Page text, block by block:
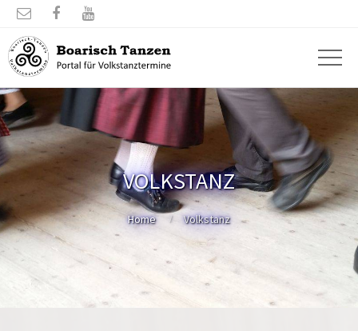
  
VOLKSTANZ
Home Volkstanz